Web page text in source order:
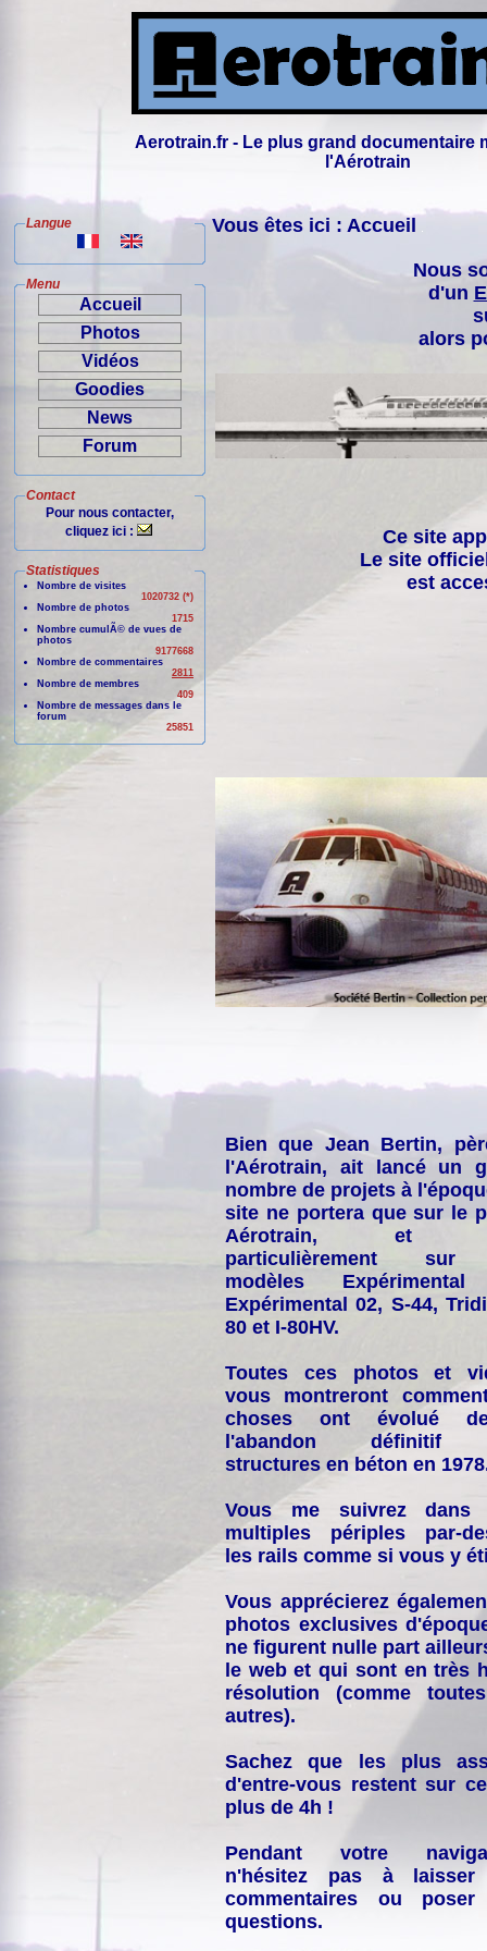
Aerotrain.fr - Le plus grand documentaire
l'Aérotrain
Langue
Menu
Accueil
Photos
Vidéos
Goodies
News
Forum
Contact
Pour nous contacter,
cliquez ici :
Statistiques
Nombre de visites
1020732 (*)
Nombre de photos
1715
Nombre cumulÃ© de vues de
photos
9177668
Nombre de commentaires
2811
Nombre de membres
409
Nombre de messages dans le
forum
25851
Vous êtes ici : Accueil
Nous
d'un
alors
Ce site
Le site
est
Bien que Jean Bertin,
l'Aérotrain, ait lancé un
nombre de projets à
site ne portera que sur le
Aérotrain, et
particulièrement
modèles
Expérimental 02, S-44,
80 et I-80HV.
Toutes ces photos et
vous montreront
choses ont évolué
l'abandon définitif
structures en béton en
Vous me suivrez dans
multiples périples par-
les rails comme si vous y
Vous apprécierez
photos exclusives
ne figurent nulle part
le web et qui sont en très
résolution (comme
autres).
Sachez que les plus
d'entre-vous restent sur
plus de 4h !
Pendant votre
n'hésitez pas à laisser
commentaires ou
questions.